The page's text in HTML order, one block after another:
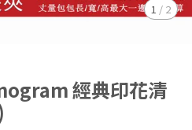
1 / 2
經典印花清